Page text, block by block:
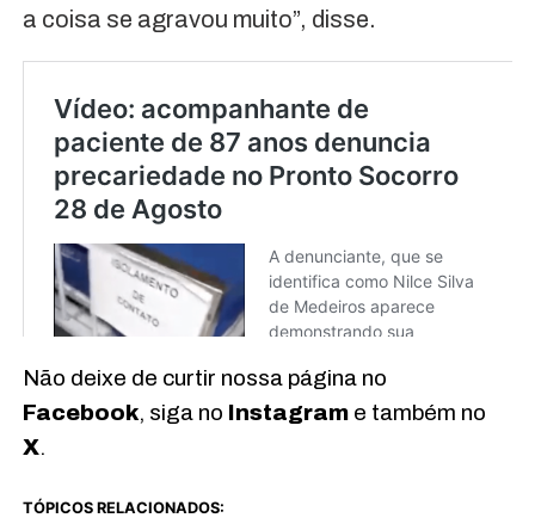
a coisa se agravou muito”, disse.
Não deixe de curtir nossa página no
Facebook, siga no Instagrame também no
X.
TÓPICOS RELACIONADOS: